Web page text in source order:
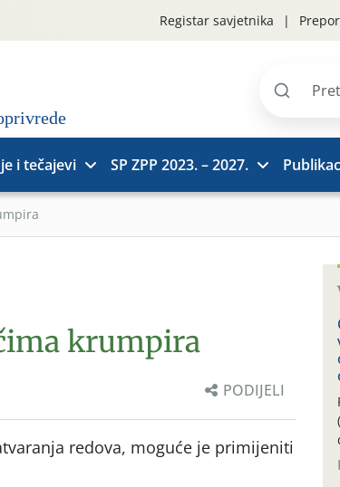
Registar savjetnika
Pretraži
i tečajevi SP ZPP 2023. – 2027.
krumpira
PODIJELI
redova, moguće je primijeniti